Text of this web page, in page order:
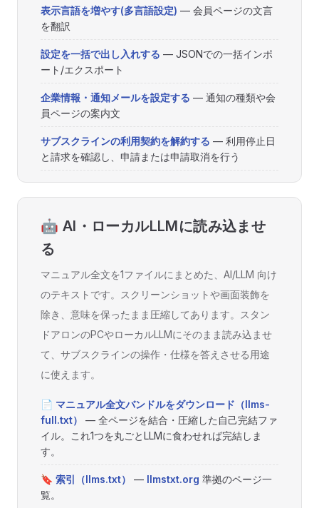
表示言語を増やす(多言語設定) — 会員ページの文言
を翻訳
設定を一括で出し入れする — JSONでの一括インポ
ート/エクスポート
企業情報・通知メールを設定する — 通知の種類や会
員ページの案内文
サブスクラインの利用契約を解約する — 利用停止日
と請求を確認し、申請または申請取消を行う
🤖 AI・ローカルLLMに読み込ませ
る
マニュアル全文を1ファイルにまとめた、AI/LLM 向け
のテキストです。スクリーンショットや画面装飾を
除き、意味を保ったまま圧縮してあります。スタン
ドアロンのPCやローカルLLMにそのまま読み込ませ
て、サブスクラインの操作・仕様を答えさせる用途
に使えます。
📄 マニュアル全文バンドルをダウンロード（llms-
full.txt）
— 全ページを結合・圧縮した自己完結ファ
イル。これ1つを丸ごとLLMに食わせれば完結しま
す。
🔖 索引（llms.txt） — llmstxt.org 準拠のページ一
覧。